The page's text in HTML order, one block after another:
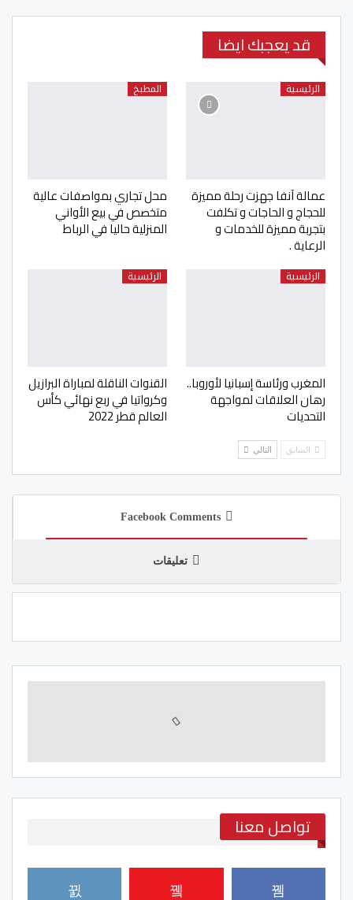
قد يعجبك ايضا
الرئيسية
عمالة آنفا جهزت رحلة مميزة
للحجاج و الحاجات و تكلفت
بتجربة مميزة للخدمات و
الرعاية .
المطبخ
محل تجاري بمواصفات عالية
متخصص في بيع الأواني
المنزلية حاليا في الرباط
الرئيسية
المغرب ورئاسة إسبانيا لأوروبا..
رهان العلاقات لمواجهة
التحديات
الرئيسية
القنوات الناقلة لمباراة البرازيل
وكرواتيا في ربع نهائي كأس
العالم قطر 2022
السابق التالي
Facebook Comments
تعليقات
تواصل معنا